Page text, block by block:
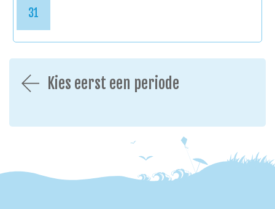
31
Kies eerst een periode